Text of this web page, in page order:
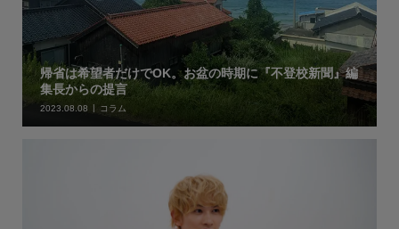
帰省は希望者だけでOK。お盆の時期に『不登校新聞』編
集長からの提言
2023.08.08 コラム